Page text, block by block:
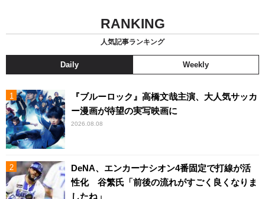
RANKING
人気記事ランキング
Daily Weekly
『ブルーロック』高橋文哉主演、大人気サッカ
ー漫画が待望の実写映画に
2026.08.08
DeNA、エンカーナシオン4番固定で打線が活
性化 谷繁氏「前後の流れがすごく良くなりま
したね」